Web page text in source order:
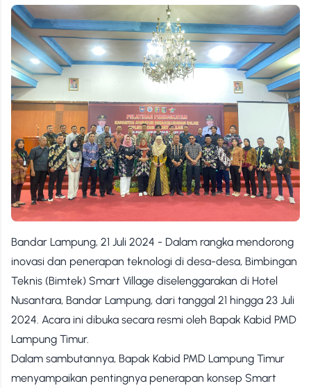
Bandar Lampung, 21 Juli 2024 - Dalam rangka mendorong
inovasi dan penerapan teknologi di desa-desa, Bimbingan
Teknis (Bimtek) Smart Village diselenggarakan di Hotel
Nusantara, Bandar Lampung, dari tanggal 21 hingga 23 Juli
2024. Acara ini dibuka secara resmi oleh Bapak Kabid PMD
Lampung Timur.
Dalam sambutannya, Bapak Kabid PMD Lampung Timur
menyampaikan pentingnya penerapan konsep Smart